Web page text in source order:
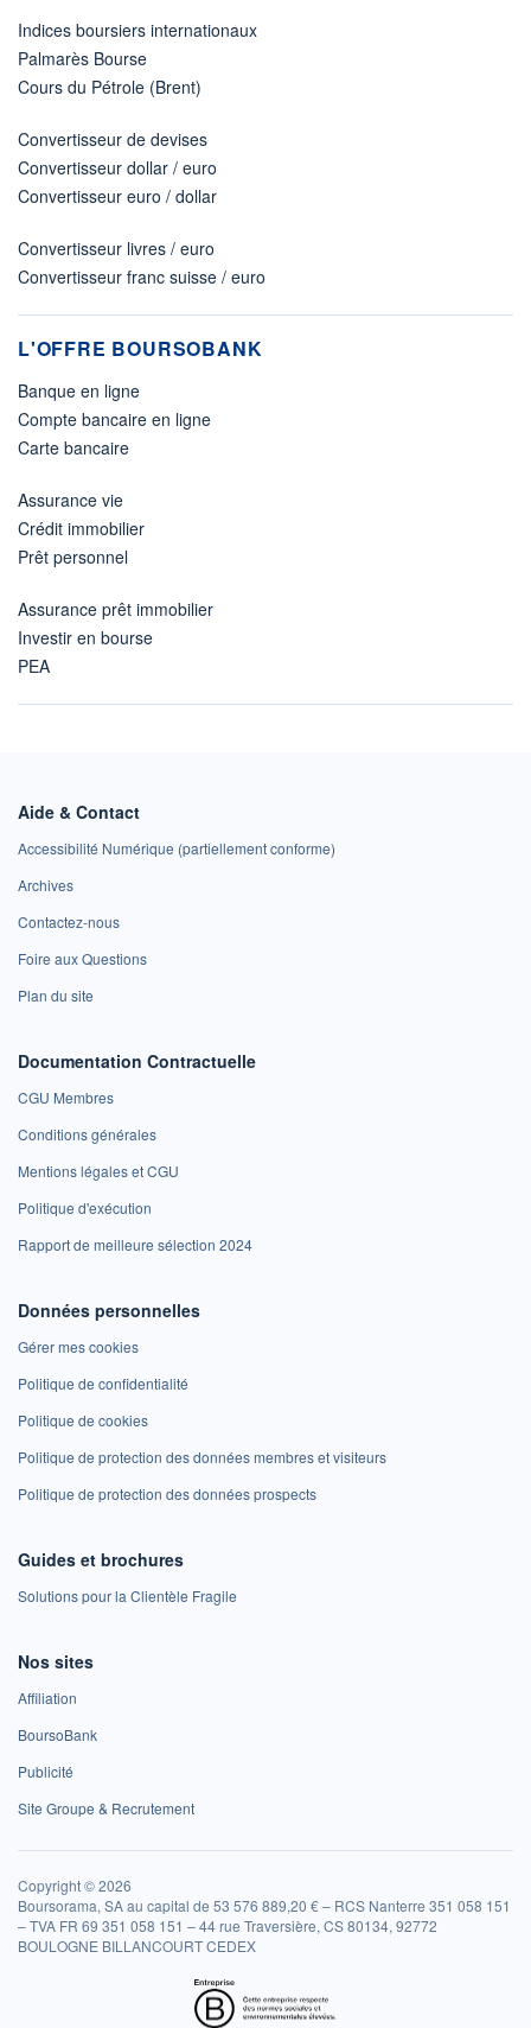
Indices boursiers internationaux
Palmarès Bourse
Cours du Pétrole (Brent)
Convertisseur de devises
Convertisseur dollar / euro
Convertisseur euro / dollar
Convertisseur livres / euro
Convertisseur franc suisse / euro
L'OFFRE BOURSOBANK
Banque en ligne
Compte bancaire en ligne
Carte bancaire
Assurance vie
Crédit immobilier
Prêt personnel
Assurance prêt immobilier
Investir en bourse
PEA
Aide & Contact
Accessibilité Numérique (partiellement conforme)
Archives
Contactez-nous
Foire aux Questions
Plan du site
Documentation Contractuelle
CGU Membres
Conditions générales
Mentions légales et CGU
Politique d'exécution
Rapport de meilleure sélection 2024
Données personnelles
Gérer mes cookies
Politique de confidentialité
Politique de cookies
Politique de protection des données membres et visiteurs
Politique de protection des données prospects
Guides et brochures
Solutions pour la Clientèle Fragile
Nos sites
Affiliation
BoursoBank
Publicité
Site Groupe & Recrutement
Copyright © 2026
Boursorama, SA au capital de 53 576 889,20 € – RCS Nanterre 351 058 151
– TVA FR 69 351 058 151 – 44 rue Traversière, CS 80134, 92772
BOULOGNE BILLANCOURT CEDEX